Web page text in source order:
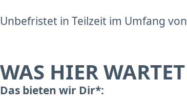
Unbefristet in Teilzeit im Umfang
WAS HIER WARTET
Das bieten wir Dir*: